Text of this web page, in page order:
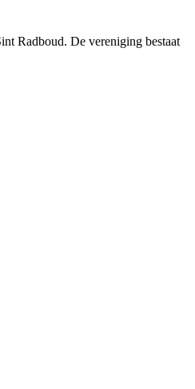
Radboud. De vereniging bestaat